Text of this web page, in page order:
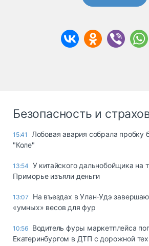
Безопасность и
15:41
Лобовая авария собрала пробку
"Коле"
13:54 У китайского дальнобойщика на
Приморье изъяли деньги
13:07
Ha въeздax в Улaн-Удэ
«yмныx» вecoв для фyp
10:56 Водитель фуры маркетплейса
Екатеринбургом в ДТП с дорожной